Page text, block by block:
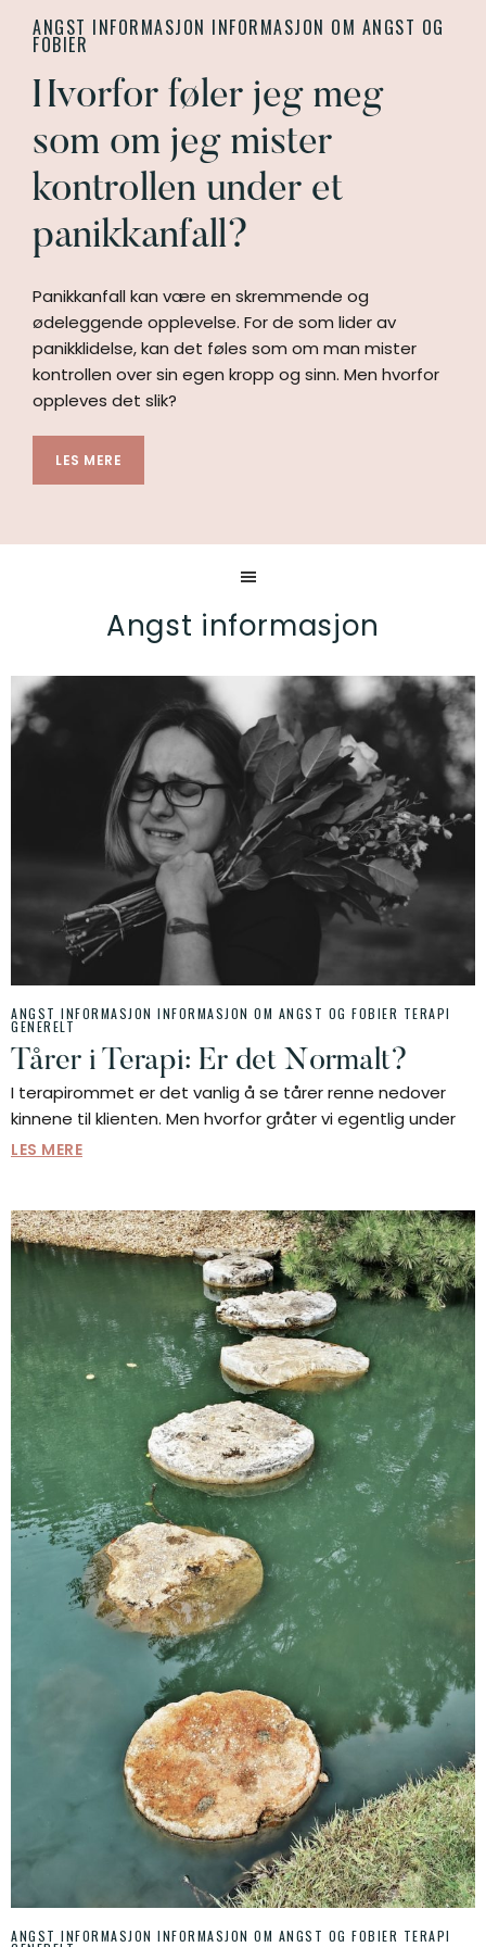
ANGST INFORMASJON INFORMASJON OM ANGST OG
FOBIER
Hvorfor føler jeg meg
som om jeg mister
kontrollen under et
panikkanfall?
Panikkanfall kan være en skremmende og
ødeleggende opplevelse. For de som lider av
panikklidelse, kan det føles som om man mister
kontrollen over sin egen kropp og sinn. Men hvorfor
oppleves det slik?
LES MERE
Angst informasjon
ANGST INFORMASJON INFORMASJON OM ANGST OG FOBIER TERAPI
GENERELT
Tårer i Terapi: Er det Normalt?
I terapirommet er det vanlig å se tårer renne nedover
kinnene til klienten. Men hvorfor gråter vi egentlig under
LES MERE
ANGST INFORMASJON INFORMASJON OM ANGST OG FOBIER TERAPI